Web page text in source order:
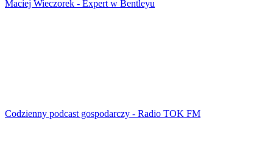
Maciej Wieczorek - Expert w Bentleyu
Codzienny podcast gospodarczy - Radio TOK FM